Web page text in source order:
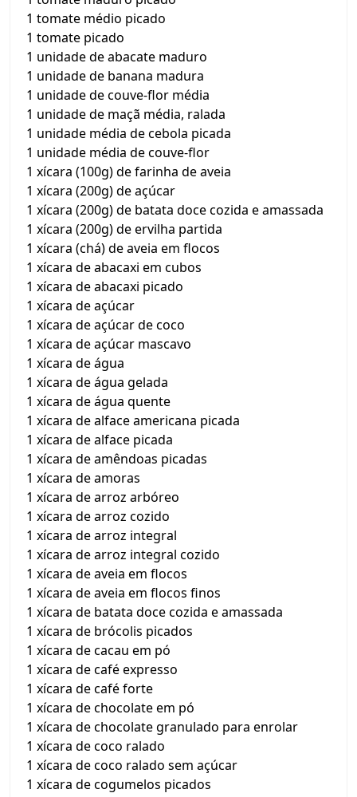
1 tomate médio picado
1 tomate picado
1 unidade de abacate maduro
1 unidade de banana madura
1 unidade de couve-flor média
1 unidade de maçã média, ralada
1 unidade média de cebola picada
1 unidade média de couve-flor
1 xícara (100g) de farinha de aveia
1 xícara (200g) de açúcar
1 xícara (200g) de batata doce cozida e amassada
1 xícara (200g) de ervilha partida
1 xícara (chá) de aveia em flocos
1 xícara de abacaxi em cubos
1 xícara de abacaxi picado
1 xícara de açúcar
1 xícara de açúcar de coco
1 xícara de açúcar mascavo
1 xícara de água
1 xícara de água gelada
1 xícara de água quente
1 xícara de alface americana picada
1 xícara de alface picada
1 xícara de amêndoas picadas
1 xícara de amoras
1 xícara de arroz arbóreo
1 xícara de arroz cozido
1 xícara de arroz integral
1 xícara de arroz integral cozido
1 xícara de aveia em flocos
1 xícara de aveia em flocos finos
1 xícara de batata doce cozida e amassada
1 xícara de brócolis picados
1 xícara de cacau em pó
1 xícara de café expresso
1 xícara de café forte
1 xícara de chocolate em pó
1 xícara de chocolate granulado para enrolar
1 xícara de coco ralado
1 xícara de coco ralado sem açúcar
1 xícara de cogumelos picados